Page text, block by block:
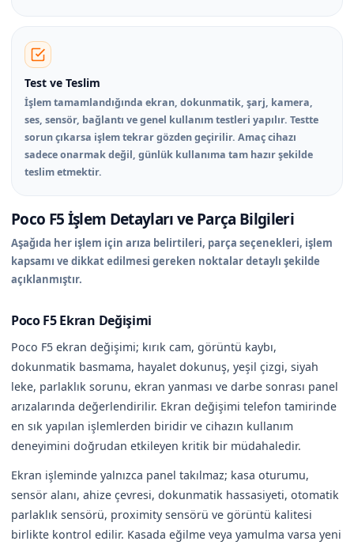
Test ve Teslim
İşlem tamamlandığında ekran, dokunmatik, şarj, kamera,
ses, sensör, bağlantı ve genel kullanım testleri yapılır. Testte
sorun çıkarsa işlem tekrar gözden geçirilir. Amaç cihazı
sadece onarmak değil, günlük kullanıma tam hazır şekilde
teslim etmektir.
Poco F5 İşlem Detayları ve Parça Bilgileri
Aşağıda her işlem için arıza belirtileri, parça seçenekleri, işlem
kapsamı ve dikkat edilmesi gereken noktalar detaylı şekilde
açıklanmıştır.
Poco F5 Ekran Değişimi
Poco F5 ekran değişimi; kırık cam, görüntü kaybı,
dokunmatik basmama, hayalet dokunuş, yeşil çizgi, siyah
leke, parlaklık sorunu, ekran yanması ve darbe sonrası panel
arızalarında değerlendirilir. Ekran değişimi telefon tamirinde
en sık yapılan işlemlerden biridir ve cihazın kullanım
deneyimini doğrudan etkileyen kritik bir müdahaledir.
Ekran işleminde yalnızca panel takılmaz; kasa oturumu,
sensör alanı, ahize çevresi, dokunmatik hassasiyeti, otomatik
parlaklık sensörü, proximity sensörü ve görüntü kalitesi
birlikte kontrol edilir. Kasada eğilme veya yamulma varsa yeni